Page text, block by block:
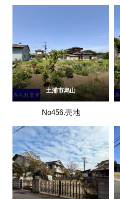
土浦市烏山
No456.売地